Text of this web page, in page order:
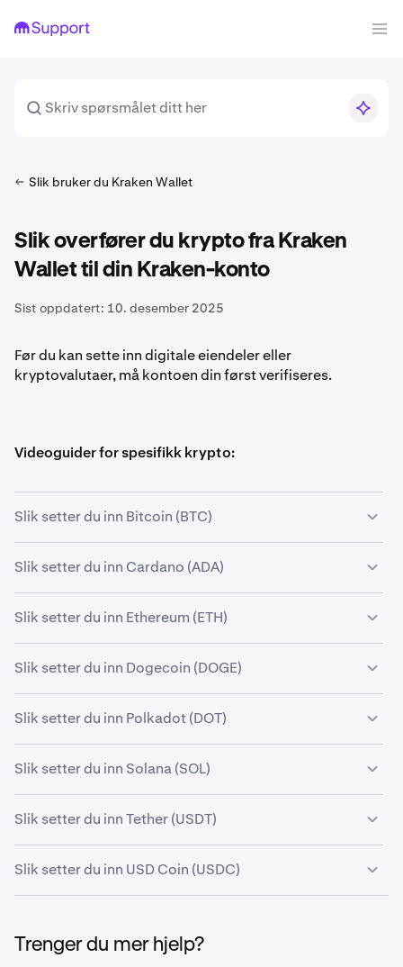
Slik bruker du Kraken Wallet
Slik overfører du krypto fra Kraken
Wallet til din Kraken-konto
Sist oppdatert: 10. desember 2025
Før du kan sette inn digitale eiendeler eller
kryptovalutaer, må kontoen din først verifiseres.
Videoguider for spesifikk krypto:
Slik setter du inn Bitcoin (BTC)
Slik setter du inn Cardano (ADA)
Slik setter du inn Ethereum (ETH)
Slik setter du inn Dogecoin (DOGE)
Slik setter du inn Polkadot (DOT)
Slik setter du inn Solana (SOL)
Slik setter du inn Tether (USDT)
Slik setter du inn USD Coin (USDC)
Trenger du mer hjelp?